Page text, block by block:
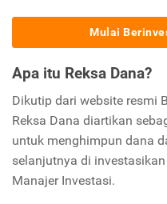
Mulai
Apa itu Reksa Dana?
Dikutip dari website resmi
Reksa Dana diartikan
untuk menghimpun dana
selanjutnya di
Manajer Investasi.